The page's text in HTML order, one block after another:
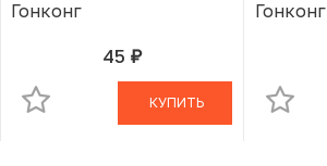
Гонконг
45 руб.В КОРЗИНЕ
КУПИТЬ
Гонконг